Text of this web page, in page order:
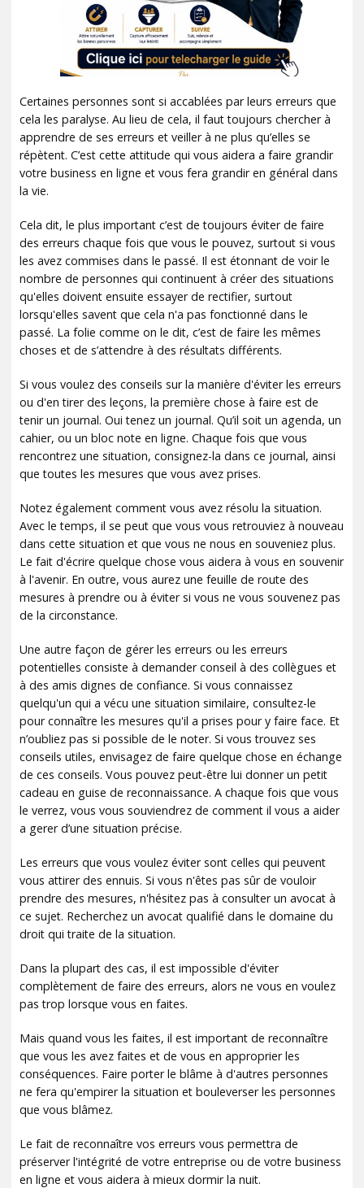
Certaines personnes sont si accablées par leurs erreurs que
cela les paralyse. Au lieu de cela, il faut toujours chercher à
apprendre de ses erreurs et veiller à ne plus qu’elles se
répètent. C’est cette attitude qui vous aidera a faire grandir
votre business en ligne et vous fera grandir en général dans
la vie.
Cela dit, le plus important c’est de toujours éviter de faire
des erreurs chaque fois que vous le pouvez, surtout si vous
les avez commises dans le passé. Il est étonnant de voir le
nombre de personnes qui continuent à créer des situations
qu'elles doivent ensuite essayer de rectifier, surtout
lorsqu'elles savent que cela n'a pas fonctionné dans le
passé. La folie comme on le dit, c’est de faire les mêmes
choses et de s’attendre à des résultats différents.
Si vous voulez des conseils sur la manière d'éviter les erreurs
ou d'en tirer des leçons, la première chose à faire est de
tenir un journal. Oui tenez un journal. Qu’il soit un agenda, un
cahier, ou un bloc note en ligne. Chaque fois que vous
rencontrez une situation, consignez-la dans ce journal, ainsi
que toutes les mesures que vous avez prises.
Notez également comment vous avez résolu la situation.
Avec le temps, il se peut que vous vous retrouviez à nouveau
dans cette situation et que vous ne nous en souveniez plus.
Le fait d'écrire quelque chose vous aidera à vous en souvenir
à l'avenir. En outre, vous aurez une feuille de route des
mesures à prendre ou à éviter si vous ne vous souvenez pas
de la circonstance.
Une autre façon de gérer les erreurs ou les erreurs
potentielles consiste à demander conseil à des collègues et
à des amis dignes de confiance. Si vous connaissez
quelqu'un qui a vécu une situation similaire, consultez-le
pour connaître les mesures qu'il a prises pour y faire face. Et
n’oubliez pas si possible de le noter. Si vous trouvez ses
conseils utiles, envisagez de faire quelque chose en échange
de ces conseils. Vous pouvez peut-être lui donner un petit
cadeau en guise de reconnaissance. A chaque fois que vous
le verrez, vous vous souviendrez de comment il vous a aider
a gerer d’une situation précise.
Les erreurs que vous voulez éviter sont celles qui peuvent
vous attirer des ennuis. Si vous n'êtes pas sûr de vouloir
prendre des mesures, n'hésitez pas à consulter un avocat à
ce sujet. Recherchez un avocat qualifié dans le domaine du
droit qui traite de la situation.
Dans la plupart des cas, il est impossible d'éviter
complètement de faire des erreurs, alors ne vous en voulez
pas trop lorsque vous en faites.
Mais quand vous les faites, il est important de reconnaître
que vous les avez faites et de vous en approprier les
conséquences. Faire porter le blâme à d'autres personnes
ne fera qu'empirer la situation et bouleverser les personnes
que vous blâmez.
Le fait de reconnaître vos erreurs vous permettra de
préserver l'intégrité de votre entreprise ou de votre business
en ligne et vous aidera à mieux dormir la nuit.